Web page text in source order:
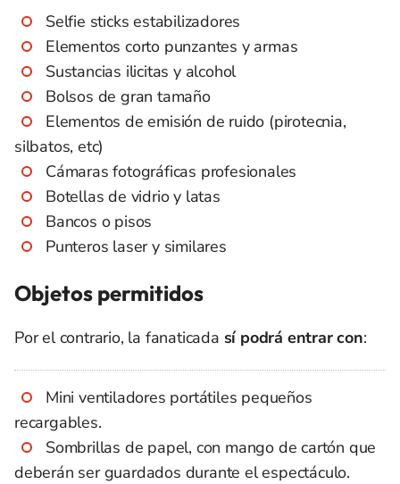
Selfie sticks estabilizadores
Elementos corto punzantes y armas
Sustancias ilicitas y alcohol
Bolsos de gran tamaño
Elementos de emisión de ruido (pirotecnia,
silbatos, etc)
Cámaras fotográficas profesionales
Botellas de vidrio y latas
Bancos o pisos
Punteros laser y similares
Objetos permitidos
Por el contrario, la fanaticada sí podrá entrar con:
Mini ventiladores portátiles pequeños
recargables.
Sombrillas de papel, con mango de cartón que
deberán ser guardados durante el espectáculo.